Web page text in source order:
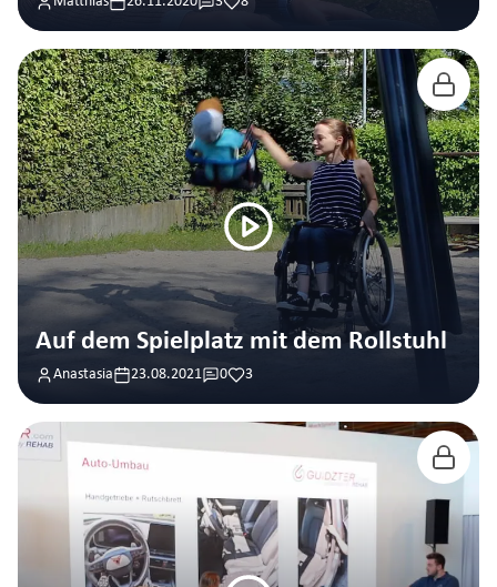
Auf dem Spielplatz mit dem Rollstuhl
Anastasia 23.08.2021 0 3